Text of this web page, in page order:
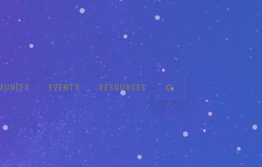
EVENTS RESOURCES